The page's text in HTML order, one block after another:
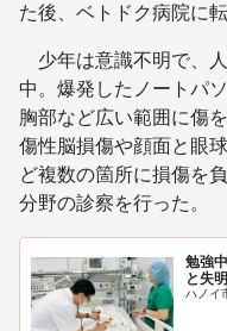
た後、ベトドク病院に転
少年は意識不明で、
中。爆発したノートパ
胸部など広い範囲に傷
傷性脳損傷や顔面と眼
ど複数の箇所に損傷を
分野の診察を行った。
勉強
と失
ハノイ